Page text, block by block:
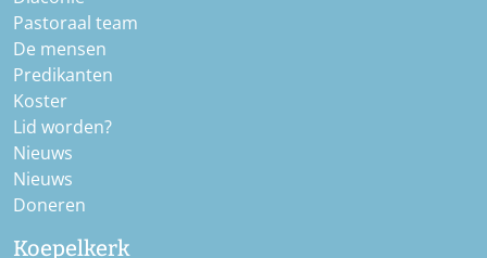
Pastoraal team
De mensen
Predikanten
Koster
Lid worden?
Nieuws
Nieuws
Doneren
Koepelkerk